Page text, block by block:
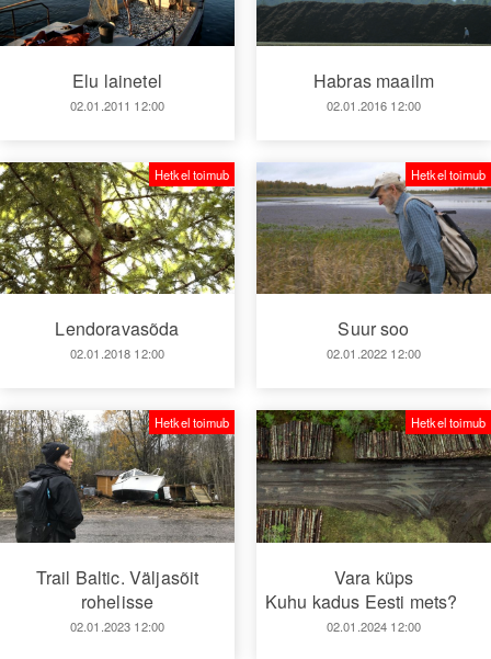
Elu lainetel
02.01.2011 12:00
Habras maailm
02.01.2016 12:00
Lendoravasõda
02.01.2018 12:00
Hetkel toimub
Suur soo
02.01.2022 12:00
Hetkel toimub
Trail Baltic. Väljasõit
rohelisse
02.01.2023 12:00
Hetkel toimub
Vara küps
Kuhu kadus Eesti mets?
02.01.2024 12:00
Hetkel toimub